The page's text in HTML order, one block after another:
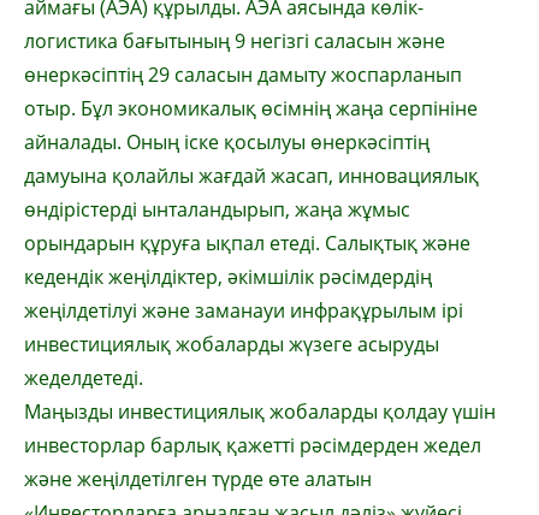
аймағы (АЭА) құрылды. АЭА аясында көлік-
логистика бағытының 9 негізгі саласын және
өнеркәсіптің 29 саласын дамыту жоспарланып
отыр. Бұл экономикалық өсімнің жаңа серпініне
айналады. Оның іске қосылуы өнеркәсіптің
дамуына қолайлы жағдай жасап, инновациялық
өндірістерді ынталандырып, жаңа жұмыс
орындарын құруға ықпал етеді. Салықтық және
кедендік жеңілдіктер, әкімшілік рәсімдердің
жеңілдетілуі және заманауи инфрақұрылым ірі
инвестициялық жобаларды жүзеге асыруды
жеделдетеді.
Маңызды инвестициялық жобаларды қолдау үшін
инвесторлар барлық қажетті рәсімдерден жедел
және жеңілдетілген түрде өте алатын